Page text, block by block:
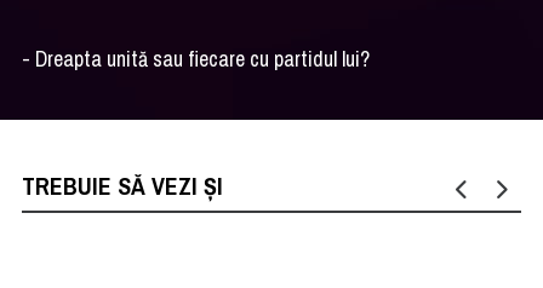
- Dreapta unită sau fiecare cu partidul lui?
TREBUIE SĂ VEZI ȘI